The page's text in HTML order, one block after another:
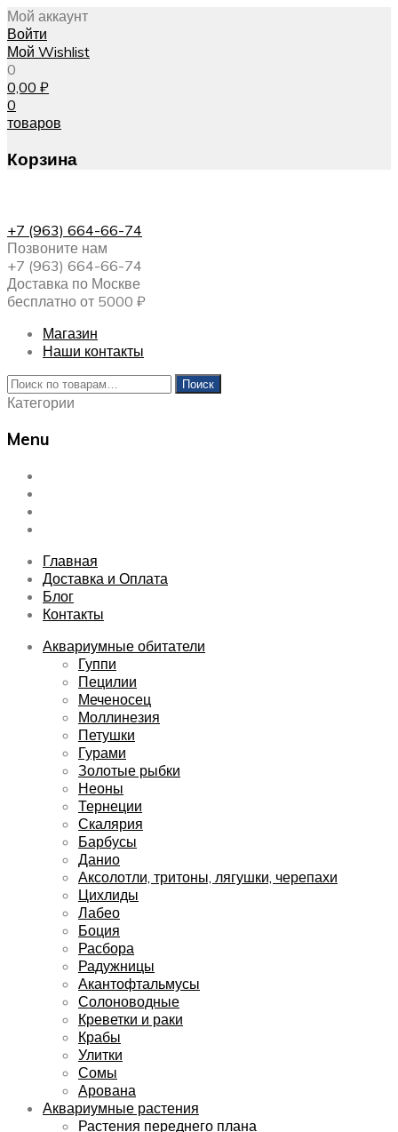
Мой аккаунт
Войти
Мой Wishlist
0
0,00 ₽
0
товаров
Корзина
+7 (963) 664-66-74
Позвоните нам
+7 (963) 664-66-74
Доставка по Москве
бесплатно от 5000 ₽
Магазин
Наши контакты
Искать:
Поиск
Категории
Menu
Skip
content
Главная
Доставка и Оплата
Блог
Контакты
Аквариумные обитатели
Гуппи
Пецилии
Меченосец
Моллинезия
Петушки
Гурами
Золотые рыбки
Неоны
Тернеции
Скалярия
Барбусы
Данио
Аксолотли, тритоны, лягушки, черепахи
Цихлиды
Лабео
Боция
Расбора
Радужницы
Акантофтальмусы
Солоноводные
Креветки и раки
Крабы
Улитки
Сомы
Арована
Аквариумные растения
Растения переднего плана